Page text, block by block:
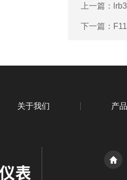
上一篇：
下一篇：
关于我们 产